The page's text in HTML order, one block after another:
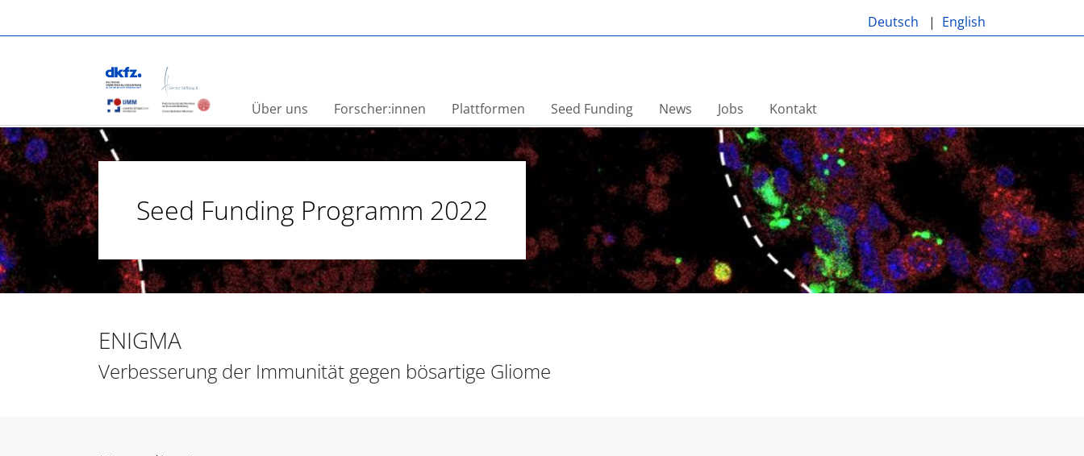
Skip to main content
Deutsch English
Über uns Forscher:innen Plattformen Seed Funding News Jobs Kontakt
You are here:
DKFZ-Hector Krebsinstitut Seed Funding ENIGMA
Seed Funding Programm 2022
ENIGMA
Verbesserung der Immunität gegen bösartige Gliome